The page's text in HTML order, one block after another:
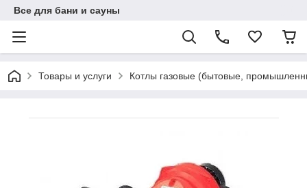
Все для бани и сауны
Товары и услуги Котлы газовые (бытовые,